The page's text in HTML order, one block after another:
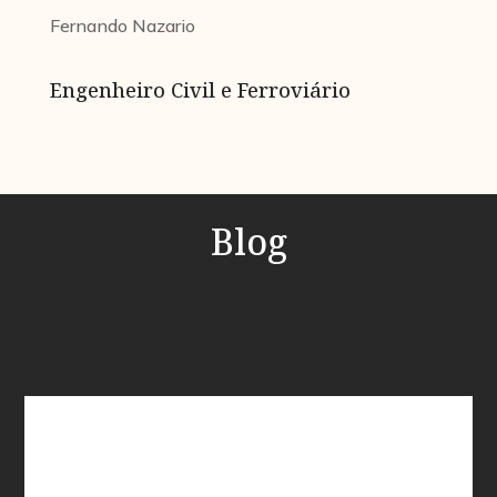
Fernando Nazario
Engenheiro Civil e Ferroviário
Blog